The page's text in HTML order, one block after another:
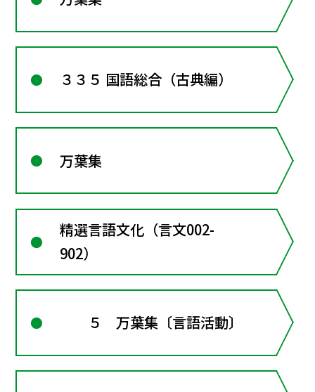
３３５ 国語総合（古典編）
万葉集
精選言語文化（言文002-
902）
５ 万葉集〔言語活動〕